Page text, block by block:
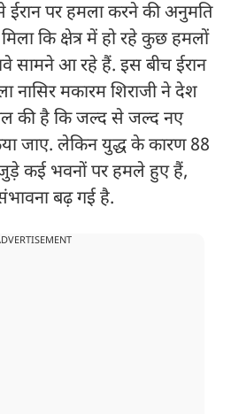
पर हमला करने की अनुमति
कि क्षेत्र में हो रहे कुछ हमलों
सामने आ रहे हैं. इस बीच ईरान
नासिर मकारम शिराजी ने देश
की है कि जल्द से जल्द नए
जाए. लेकिन युद्ध के कारण 88
कई भवनों पर हमले हुए हैं,
बढ़ गई है.